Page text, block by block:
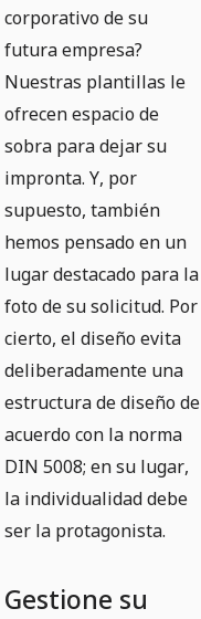
corporativo de su
futura empresa?
Nuestras plantillas le
ofrecen espacio de
sobra para dejar su
impronta. Y, por
supuesto, también
hemos pensado en un
lugar destacado para la
foto de su solicitud. Por
cierto, el diseño evita
deliberadamente una
estructura de diseño de
acuerdo con la norma
DIN 5008; en su lugar,
la individualidad debe
ser la protagonista.
Gestione su